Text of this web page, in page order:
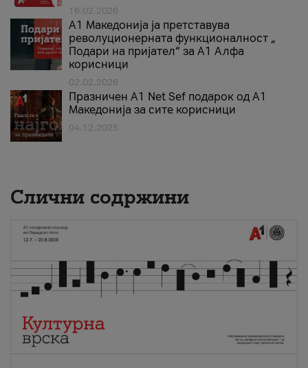
16.02.2026
А1 Македонија ја претставува
револуционерната функционалност „
Подари на пријател“ за А1 Алфа
корисници
02.02.2026
Празничен A1 Net Sеf подарок од А1
Македонија за сите корисници
04.12.2025
Слични содржини